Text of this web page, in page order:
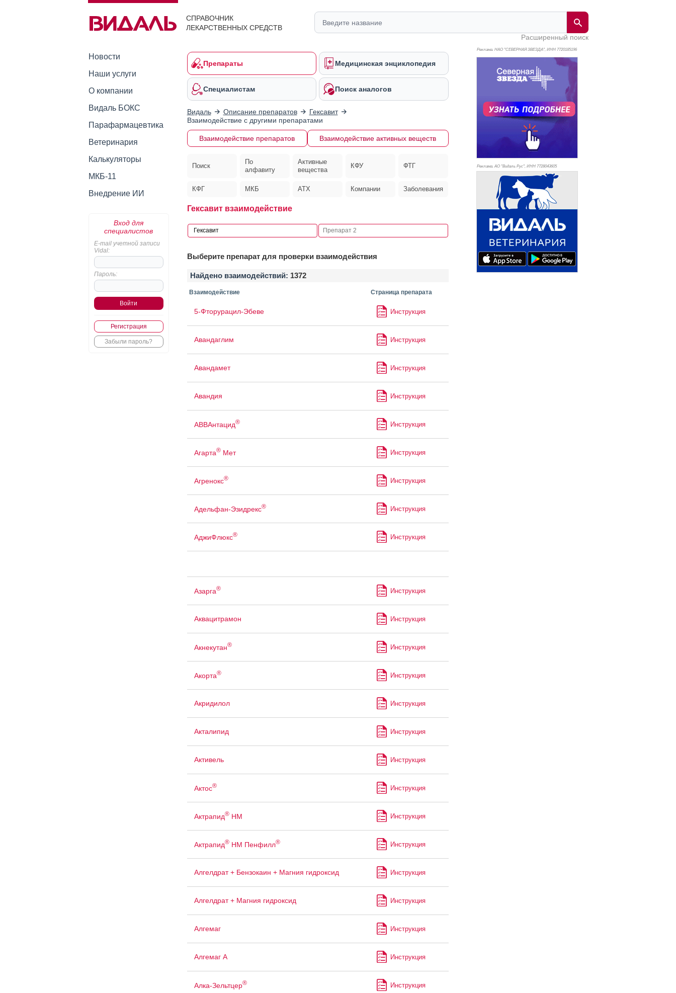
СПРАВОЧНИК
ЛЕКАРСТВЕННЫХ СРЕДСТВ
Расширенный поиск
Новости
Наши услуги
О компании
Видаль БОКС
Парафармацевтика
Ветеринария
Калькуляторы
МКБ-11
Внедрение ИИ
Вход для
специалистов
E-mail учетной записи
Vidal:
Пароль:
Регистрация
Забыли пароль?
Препараты Медицинская энциклопедия
Специалистам Поиск аналогов
Видаль Описание препаратов
Гексавит
Взаимодействие с другими препаратами
Взаимодействие препаратов Взаимодействие активных веществ
Поиск
По
алфавиту
Активные
вещества
КФУ ФТГ
КФГ МКБ АТХ Компании Заболевания
Гексавит взаимодействие
Выберите препарат для проверки взаимодействия
Найдено взаимодействий: 1372
Взаимодействие Страница препарата
5-Фторурацил-Эбеве Инструкция
Авандаглим Инструкция
Авандамет Инструкция
Авандия Инструкция
АВВАнтацид® Инструкция
Агарта®Мет Инструкция
Агренокс® Инструкция
Адельфан-Эзидрекс® Инструкция
АджиФлюкс® Инструкция
Азарга® Инструкция
Аквацитрамон Инструкция
Акнекутан® Инструкция
Акорта® Инструкция
Акридилол Инструкция
Акталипид Инструкция
Активель Инструкция
Актос® Инструкция
Актрапид®НМ Инструкция
Актрапид®НМ Пенфилл® Инструкция
Алгелдрат + Бензокаин + Магния гидроксид Инструкция
Алгелдрат + Магния гидроксид Инструкция
Алгемаг Инструкция
Алгемаг А Инструкция
Алка-Зельтцер® Инструкция
Реклама. НАО "СЕВЕРНАЯ ЗВЕЗДА", ИНН 7720185196
Реклама. АО "Видаль Рус", ИНН 7728043605